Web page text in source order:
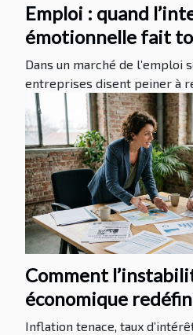
Emploi : quand
émotionnelle fait
différence au
Dans un marché de l’emploi
entreprises disent peiner à
Comment
économique
stratégies
Inflation tenace, taux